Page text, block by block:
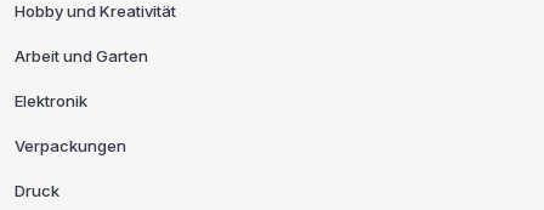
Hobby und Kreativität
Arbeit und Garten
Elektronik
Verpackungen
Druck